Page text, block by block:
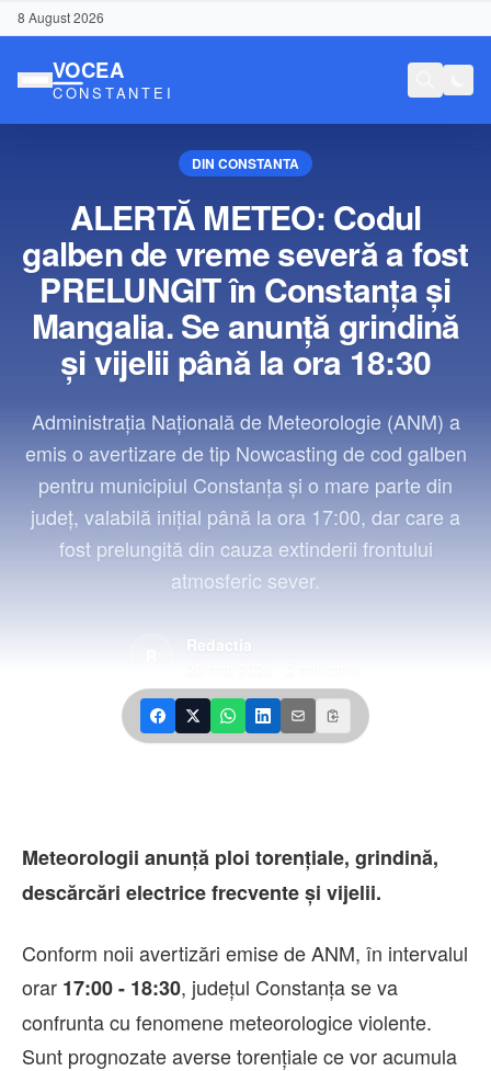
8 August 2026
Conținut Sponsorizat
Contact
DIN CONSTANTA
ALERTĂ METEO: Codul
galben de vreme severă a fost
PRELUNGIT în Constanța și
Mangalia. Se anunță grindină
și vijelii până la ora 18:30
Administrația Națională de Meteorologie (ANM) a
emis o avertizare de tip Nowcasting de cod galben
pentru municipiul Constanța și o mare parte din
județ, valabilă inițial până la ora 17:00, dar care a
fost prelungită din cauza extinderii frontului
atmosferic sever.
Redactia
Meteorologii anunță ploi torențiale, grindină,
descărcări electrice frecvente și vijelii.
Conform noii avertizări emise de ANM, în intervalul
orar 17:00 - 18:30, județul Constanța se va
confrunta cu fenomene meteorologice violente.
Sunt prognozate averse torențiale ce vor acumula